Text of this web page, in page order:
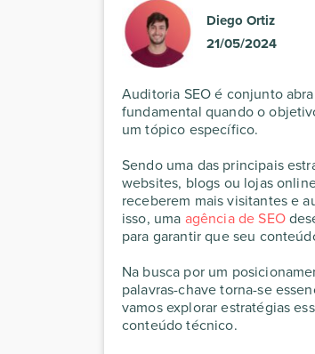
Diego Ortiz
21/05/2024
Auditoria SEOé conjunto
fundamental quando o
um tópico específico.
Sendo uma das principais
websites, blogs ou lojas
receberem mais visitantes e
isso, uma agência de SEO
para garantir que seu
Na busca por um
palavras-chave torna-se
vamos explorar estratégias
conteúdo técnico.